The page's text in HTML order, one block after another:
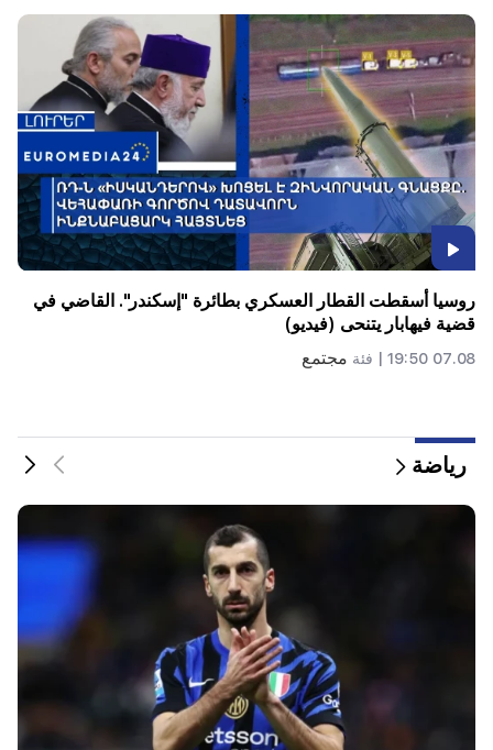
هدية باهظة الثمن من أناهيت كيراكوسيان وزوجها السابق في
حفل زفاف ابنتها (فيديو)
رياضة